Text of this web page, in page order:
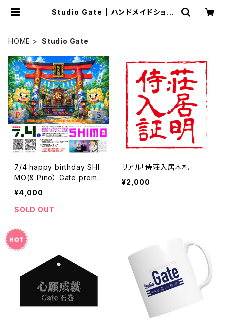
Studio Gate | ハンドメイドショッ
HOME Studio Gate
7/4 happy birthday SHI
MO(& Pino） Gate premi
um LIVE
¥4,000
SOLD OUT
リアル「侍荘入居木札」
¥2,000